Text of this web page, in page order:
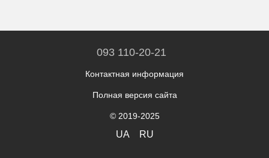
093 110-20-21
Контактная информация
Полная версия сайта
© 2019-2025
UA RU